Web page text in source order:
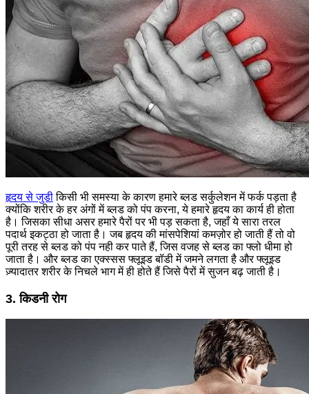
हृदय से जुडीकिसी भी समस्या के कारण हमारे ब्लड सर्कुलेशन में फर्क पड़ता है
क्योंकि शरीर के हर अंगों में ब्लड को पंप करना, ये हमारे हृदय का कार्य ही होता
है। जिसका सीधा असर हमारे पैरों पर भी पड़ सकता है, जहाँ ये सारा तरल
पदार्थ इकट्ठा हो जाता है। जब हृदय की मांसपेशियां कमज़ोर हो जाती हैं तो वो
पूरी तरह से ब्लड को पंप नही कर पाते हैं, जिस वजह से ब्लड का फ्लो धीमा हो
जाता है। और ब्लड का एक्स्सस फ्लूइड बॉडी में जमने लगता है और फ्लूइड
ज़्यादातर शरीर के निचले भाग में ही होते हैं जिसे पैरों में सुजन बढ़ जाती है।
3. किडनी रोग